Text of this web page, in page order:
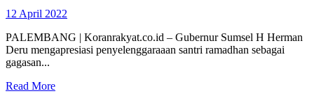
12 April 2022
PALEMBANG | Koranrakyat.co.id – Gubernur Sumsel H Herman
Deru mengapresiasi penyelenggaraaan santri ramadhan sebagai
gagasan...
Read More